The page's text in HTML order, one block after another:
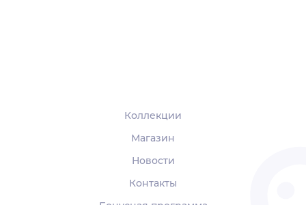
Коллекции
Магазин
Новости
Контакты